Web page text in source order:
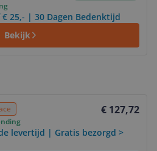
25,- | 30 Dagen Bedenktijd
Bekijk
€ 127,72
levertijd | Gratis bezorgd >